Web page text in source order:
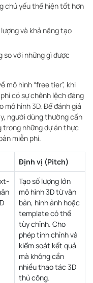
chủ yếu thể hiện tốt hơn
và khả năng tạo
so với những gì được
mô hình “free tier”, khi
có sự chênh lệch đáng
mô hình 3D. Để đánh giá
người dùng thường cần
trong những dự án thực
miễn phí.
Định vị (Pitch)
Tạo số lượng lớn
mô hình 3D từ văn
bản, hình ảnh hoặc
template có thể
tùy chỉnh. Cho
phép tinh chỉnh và
kiểm soát kết quả
mà không cần
nhiều thao tác 3D
thủ công.